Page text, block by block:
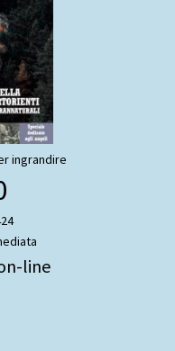
ingrandire
line